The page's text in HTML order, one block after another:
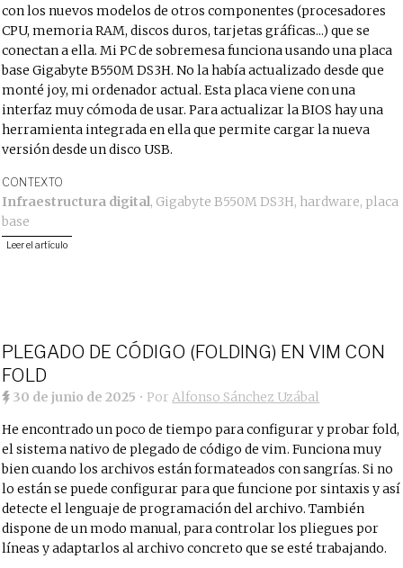
con los nuevos modelos de otros componentes (procesadores
CPU, memoria RAM, discos duros, tarjetas gráficas...) que se
conectan a ella. Mi PC de sobremesa funciona usando una placa
base Gigabyte B550M DS3H. No la había actualizado desde que
monté joy, mi ordenador actual. Esta placa viene con una
interfaz muy cómoda de usar. Para actualizar la BIOS hay una
herramienta integrada en ella que permite cargar la nueva
versión desde un disco USB.
CONTEXTO
Infraestructura digital, Gigabyte B550M DS3H, hardware, placa
base
Leer el artículo
PLEGADO DE CÓDIGO (FOLDING) EN VIM CON
FOLD
30 de junio de 2025 • PorAlfonso Sánchez Uzábal
He encontrado un poco de tiempo para configurar y probar fold,
el sistema nativo de plegado de código de vim. Funciona muy
bien cuando los archivos están formateados con sangrías. Si no
lo están se puede configurar para que funcione por sintaxis y así
detecte el lenguaje de programación del archivo. También
dispone de un modo manual, para controlar los pliegues por
líneas y adaptarlos al archivo concreto que se esté trabajando.